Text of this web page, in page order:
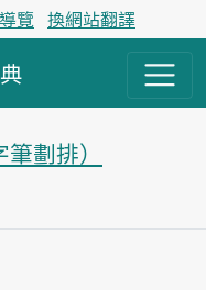
覽 換網站翻譯
劃排）
區